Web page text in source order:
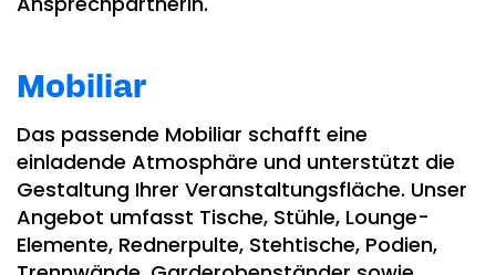
Mobiliar
Das passende Mobiliar schafft eine
einladende Atmosphäre und unterstützt die
Gestaltung Ihrer Veranstaltungsfläche. Unser
Angebot umfasst Tische, Stühle, Lounge-
Elemente, Rednerpulte, Stehtische, Podien,